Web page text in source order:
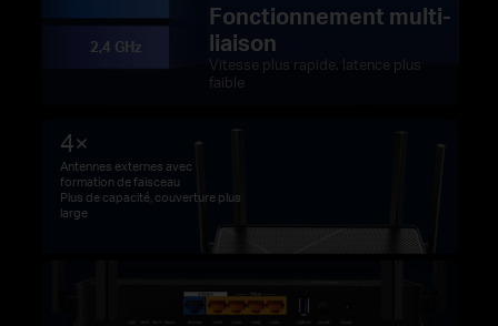
4×
Antennes externes avec
formation de faisceau
Plus de capacité, couverture plus
large
Fonctionnement multi-
liaison
2,4 GHz
Vitesse plus rapide, latence plus
faible